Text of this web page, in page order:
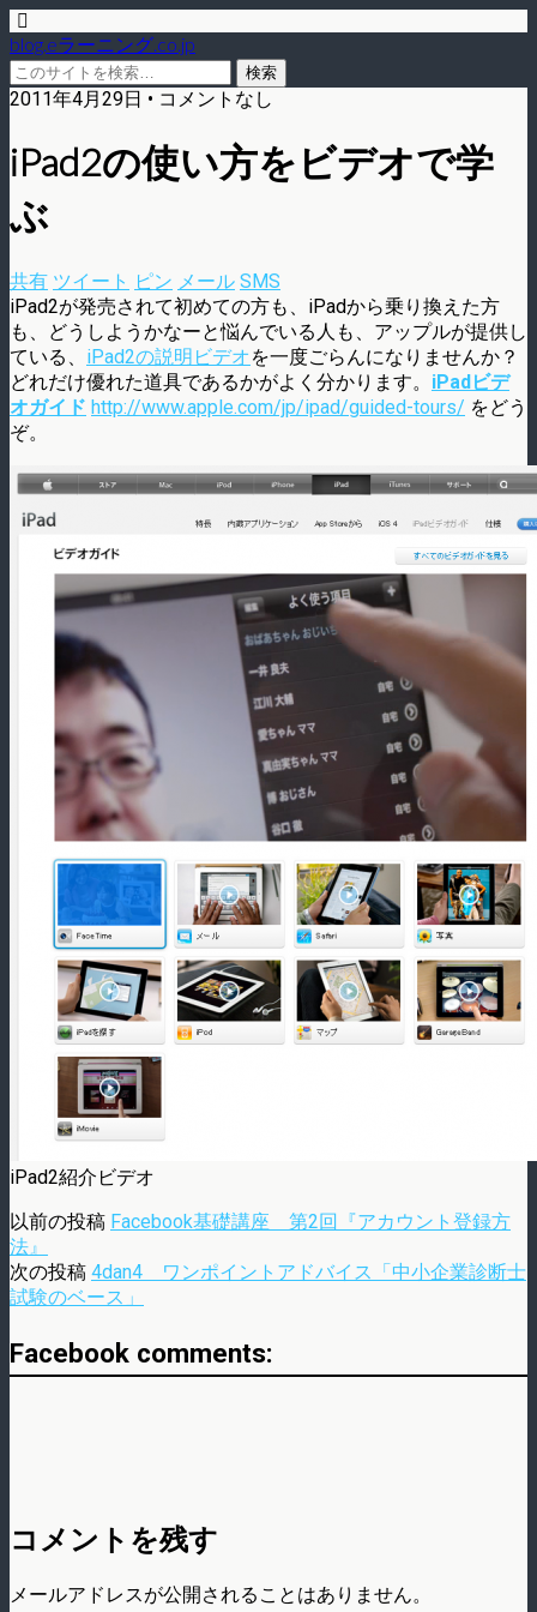
blog.eラーニング.co.jp
2011年4月29日 • コメントなし
iPad2の使い方をビデオで学
ぶ
共有 ツイート ピン メール SMS
iPad2が発売されて初めての方も、iPadから乗り換えた方
も、どうしようかなーと悩んでいる人も、アップルが提供し
ている、 iPad2の説明ビデオを一度ごらんになりませんか？
どれだけ優れた道具であるかがよく分かります。 iPadビデ
オガイド http://www.apple.com/jp/ipad/guided-tours/ をどう
ぞ。
iPad2紹介ビデオ
以前の投稿 Facebook基礎講座 第2回『アカウント登録方
法』
次の投稿 4dan4 ワンポイントアドバイス「中小企業診断士
試験のベース」
Facebook comments:
コメントを残す
メールアドレスが公開されることはありません。